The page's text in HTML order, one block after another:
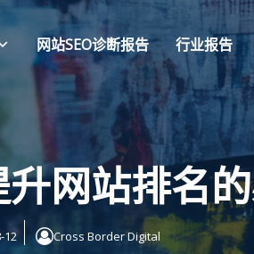
网站SEO诊断报告 行业报告
网站排名
12 Cross Border Digital